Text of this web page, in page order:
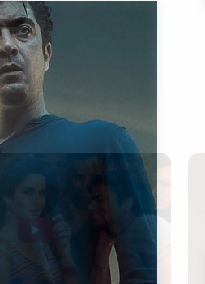
CTA LOVE
Why this ordinary
every day